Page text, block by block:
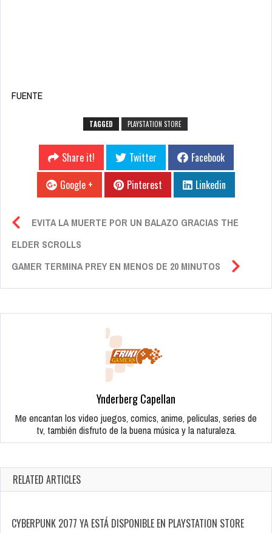
FUENTE
TAGGED PLAYSTATION STORE
Share it! Twitter
Facebook
Google +
Pinterest Linkedin
EVITA LA MUERTE POR UN BALAZO GRACIAS THE
ELDER SCROLLS
GAMER TERMINA PREY EN MENOS DE 20 MINUTOS
Ynderberg Capellan
Me encantan los video juegos, comics, anime, peliculas, series de
tv, también disfruto de la buena música y la naturaleza.
RELATED ARTICLES
CYBERPUNK 2077 YA ESTÁ DISPONIBLE EN PLAYSTATION STORE